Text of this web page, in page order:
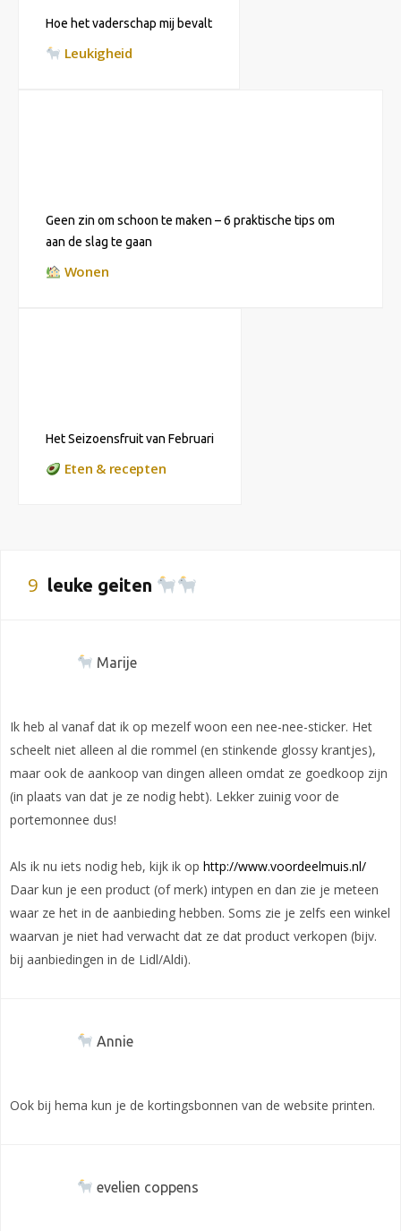
Hoe het vaderschap mij bevalt
Leukigheid
Geen zin om schoon te maken – 6 praktische tips om
aan de slag te gaan
Wonen
Het Seizoensfruit van Februari
Eten & recepten
9 leuke geiten
Marije
Ik heb al vanaf dat ik op mezelf woon een nee-nee-sticker. Het
scheelt niet alleen al die rommel (en stinkende glossy krantjes),
maar ook de aankoop van dingen alleen omdat ze goedkoop zijn
(in plaats van dat je ze nodig hebt). Lekker zuinig voor de
portemonnee dus!
Als ik nu iets nodig heb, kijk ik op http://www.voordeelmuis.nl/
Daar kun je een product (of merk) intypen en dan zie je meteen
waar ze het in de aanbieding hebben. Soms zie je zelfs een winkel
waarvan je niet had verwacht dat ze dat product verkopen (bijv.
bij aanbiedingen in de Lidl/Aldi).
Annie
Ook bij hema kun je de kortingsbonnen van de website printen.
evelien coppens